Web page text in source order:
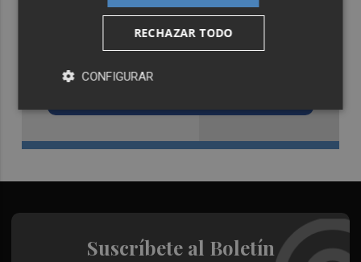
Recibe toda la actualidad de
Castellón Plaza en tu correo
Suscríbete al Boletín
RECHAZAR TODO
CONFIGURAR